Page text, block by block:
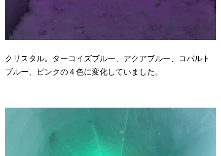
クリスタル。ターコイズブルー、アクアブルー、コバルト
ブルー、ピンクの４色に変化していました。